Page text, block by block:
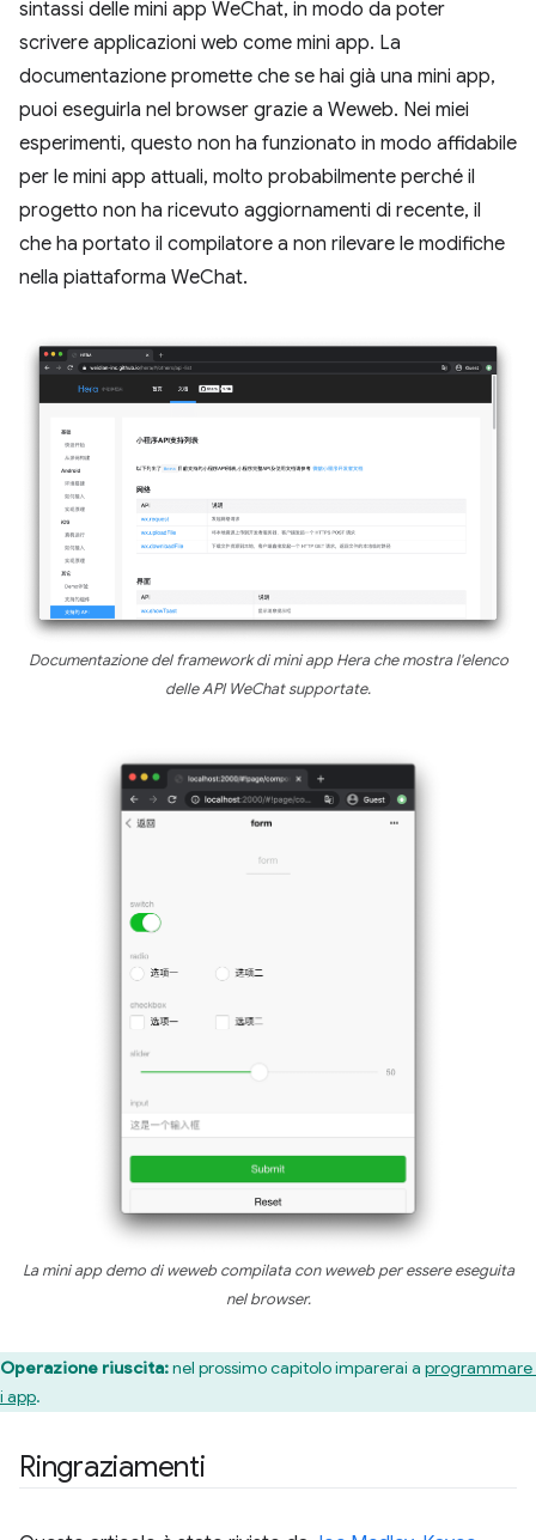
sintassi delle mini app WeChat, in modo da poter
scrivere applicazioni web come mini app. La
documentazione promette che se hai già una mini app,
puoi eseguirla nel browser grazie a Weweb. Nei miei
esperimenti, questo non ha funzionato in modo affidabile
per le mini app attuali, molto probabilmente perché il
progetto non ha ricevuto aggiornamenti di recente, il
che ha portato il compilatore a non rilevare le modifiche
nella piattaforma WeChat.
Documentazione del framework di mini app Hera che mostra l'elenco
delle API WeChat supportate.
La mini app demo di weweb compilata con weweb per essere eseguita
nel browser.
Operazione riuscita:nel prossimo capitolo imparerai a programmare
app.
Ringraziamenti